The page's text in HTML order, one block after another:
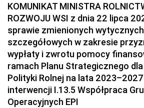
KOMUNIKAT MINISTRA
ROZWOJU WSI z dnia 22 lipca
sprawie zmienionych wytycznych
szczegółowych w zakresie
wypłaty i zwrotu pomocy
ramach Planu Strategicznego
Polityki Rolnej na lata
interwencji I.13.5 Współpraca
Operacyjnych EPI